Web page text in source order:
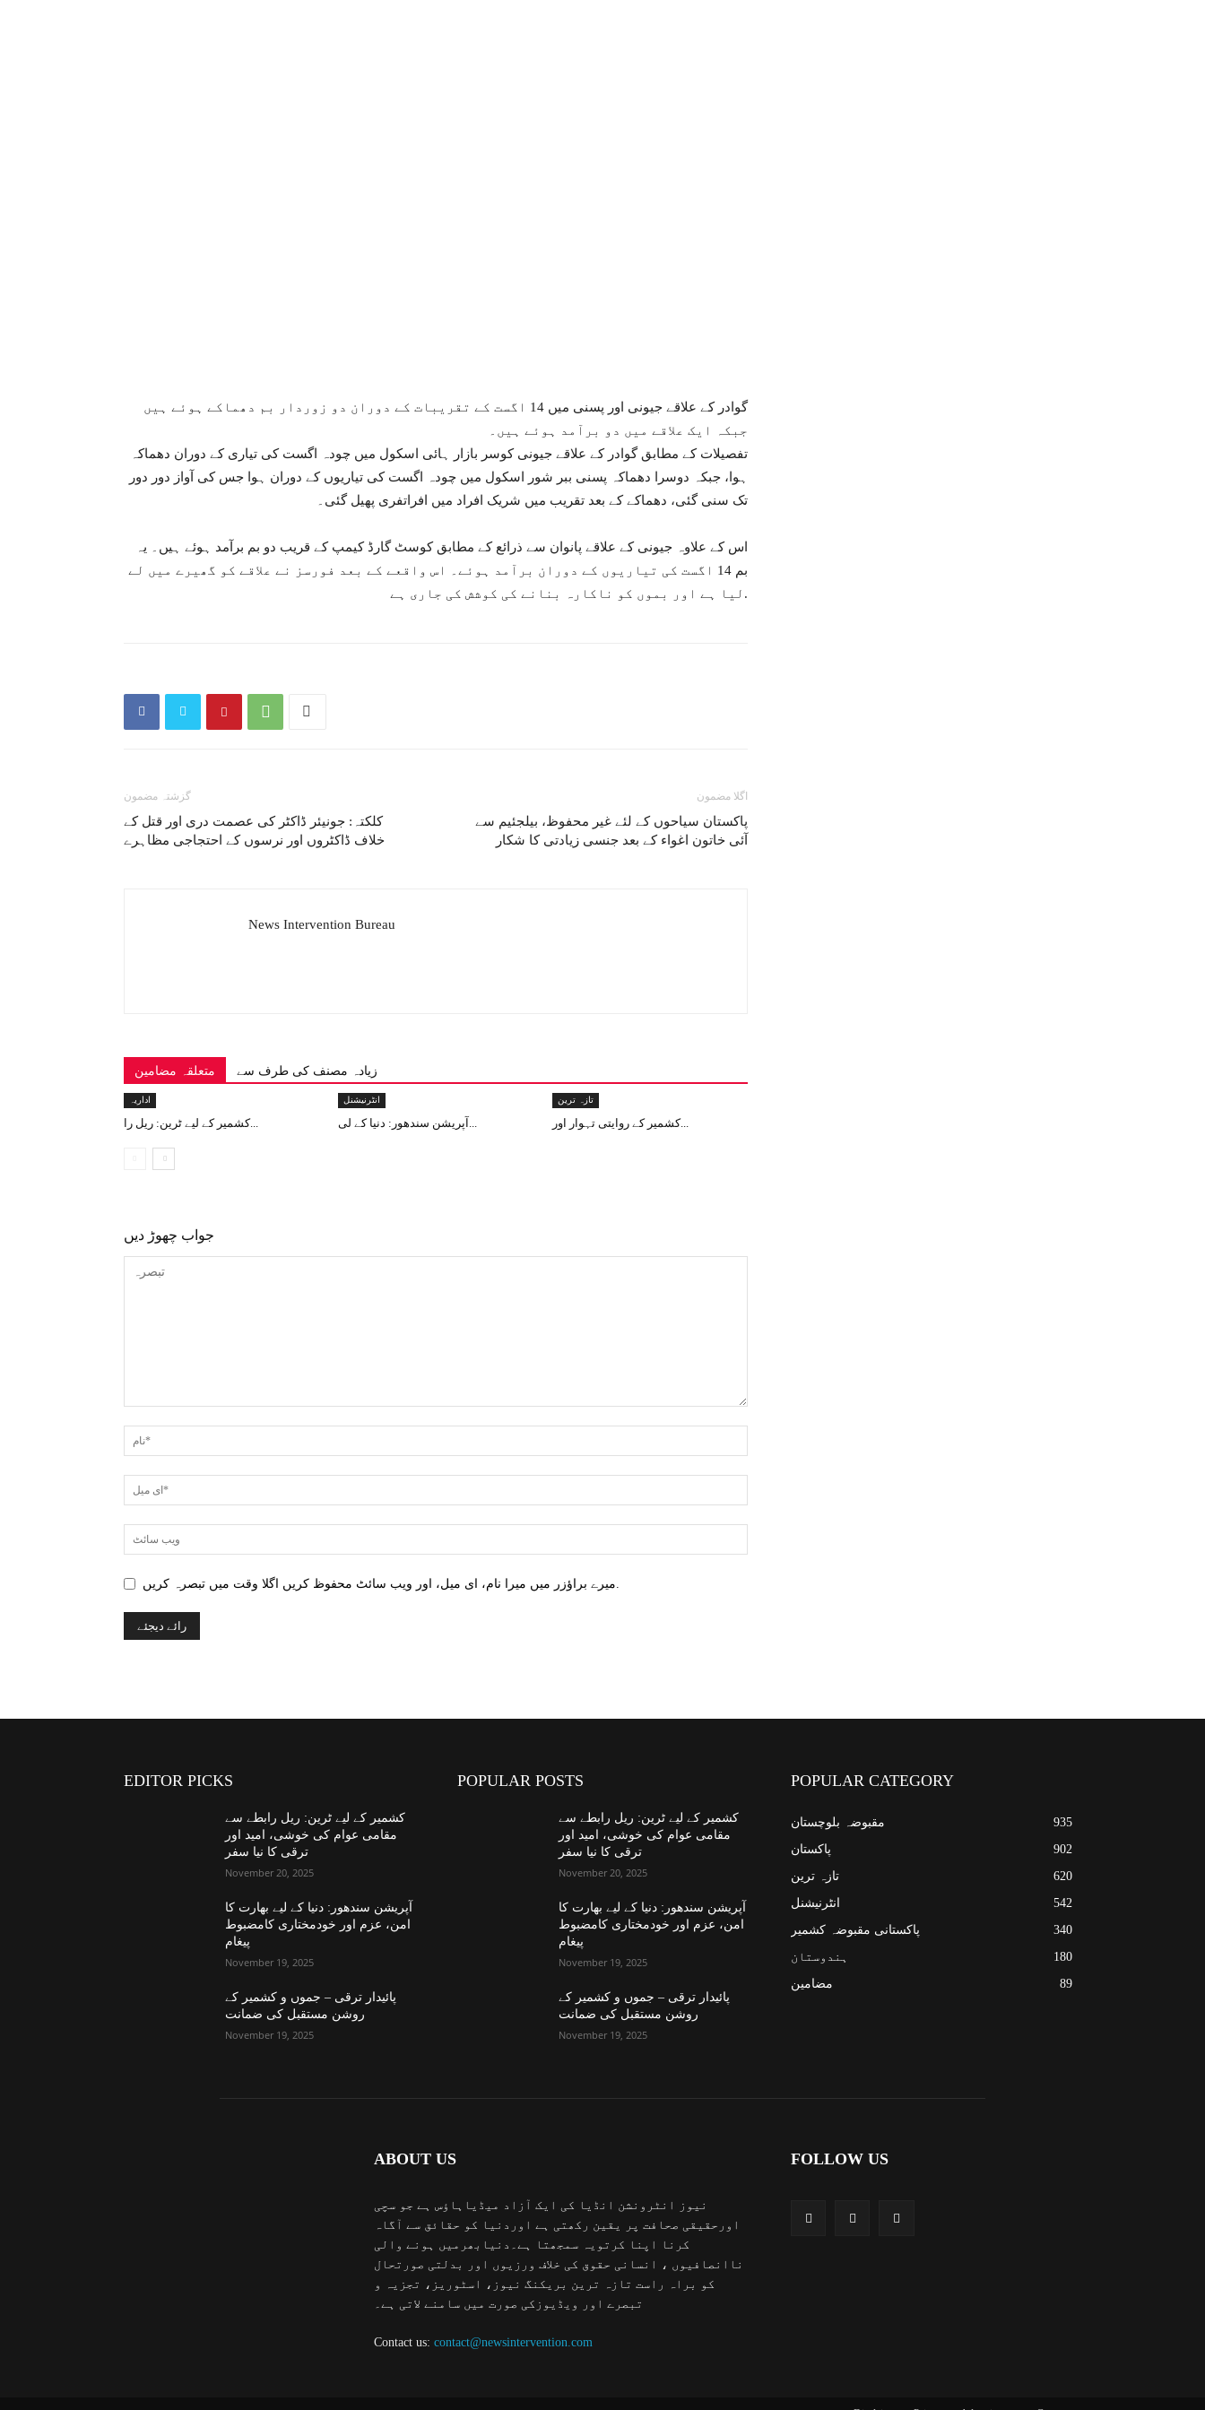
گوادر کے علاقے جیونی اور پسنی میں 14 اگست کے تقریبات کے دوران دو زوردار بم دھماکے ہوئے ہیں
جبکہ ایک علاقے میں دو برآمد ہوئے ہیں۔
تفصیلات کے مطابق گوادر کے علاقے جیونی کوسر بازار ہائی اسکول میں چودہ اگست کی تیاری کے دوران دھماکہ
ہوا، جبکہ دوسرا دھماکہ پسنی ببر شور اسکول میں چودہ اگست کی تیاریوں کے دوران ہوا جس کی آواز دور دور
تک سنی گئی، دھماکے کے بعد تقریب میں شریک افراد میں افراتفری پھیل گئی۔
اس کے علاوہ جیونی کے علاقے پانوان سے ذرائع کے مطابق کوسٹ گارڈ کیمپ کے قریب دو بم برآمد ہوئے ہیں۔ یہ
بم 14 اگست کی تیاریوں کے دوران برآمد ہوئے۔ اس واقعے کے بعد فورسز نے علاقے کو گھیرے میں لے
لیا ہے اور بموں کو ناکارہ بنانے کی کوشش کی جاری ہے.
گزشتہ مضمون
کلکتہ: جونیئر ڈاکٹر کی عصمت دری اور قتل کے
خلاف ڈاکٹروں اور نرسوں کے احتجاجی مظاہرے
اگلا مضمون
پاکستان سیاحوں کے لئے غیر محفوظ، بیلجئیم سے
آئی خاتون اغواء کے بعد جنسی زیادتی کا شکار
News Intervention Bureau
متعلقہ مضامین زیادہ مصنف کی طرف سے
اداریہ
کشمیر کے لیے ٹرین: ریل را...
انٹرنیشنل
آپریشن سندھور: دنیا کے لی...
تازہ ترین
کشمیر کے روایتی تہوار اور...
جواب چھوڑ دیں
میرے براؤزر میں میرا نام، ای میل، اور ویب سائٹ محفوظ کریں اگلا وقت میں تبصرہ کریں.
EDITOR PICKS
کشمیر کے لیے ٹرین: ریل رابطے سے
مقامی عوام کی خوشی، امید اور
ترقی کا نیا سفر
November 20, 2025
آپریشن سندھور: دنیا کے لیے بھارت کا
امن، عزم اور خودمختاری کامضبوط
پیغام
November 19, 2025
پائیدار ترقی – جموں و کشمیر کے
روشن مستقبل کی ضمانت
November 19, 2025
POPULAR POSTS
کشمیر کے لیے ٹرین: ریل رابطے سے
مقامی عوام کی خوشی، امید اور
ترقی کا نیا سفر
November 20, 2025
آپریشن سندھور: دنیا کے لیے بھارت کا
امن، عزم اور خودمختاری کامضبوط
پیغام
November 19, 2025
پائیدار ترقی – جموں و کشمیر کے
روشن مستقبل کی ضمانت
November 19, 2025
POPULAR CATEGORY
مقبوضہ بلوچستان
935
پاکستان
902
تازہ ترین
620
انٹرنیشنل
542
پاکستانی مقبوضہ کشمیر
340
ہندوستان
180
مضامین
89
ABOUT US
نیوز انٹرونشن انڈیا کی ایک آزاد میڈیاہاؤس ہے جو سچی
اورحقیقی صحافت پر یقین رکھتی ہے اوردنیا کو حقائق سے آگاہ
کرنا اپنا کرتویہ سمجھتا ہے۔دنیابھرمیں ہونے والی
ناانصافیوں ، انسانی حقوق کی خلاف ورزیوں اور بدلتی صورتحال
کو براہ راست تازہ ترین بریکنگ نیوز، اسٹوریز، تجزیہ و
تبصرے اور ویڈیوزکی صورت میں سامنے لاتی ہے۔
Contact us: contact@newsintervention.com
FOLLOW US